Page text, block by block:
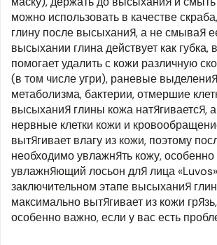
можно использовать в качестве
глину после высыхания, а не смывая
высыхании глина действует как губка,
помогает удалить с кожи различную
(в том числе угри), раневые
метаболизма, бактерии, отмершие
высыхания глины кожа натягивается,
нервные клетки кожи и
вытягивает влагу из кожи, поэтому
необходимо увлажнять кожу, особенно
увлажняющий лосьон для лица
заключительном этапе высыхания
максимально вытягивает из кожи
особенно важно, если у вас есть